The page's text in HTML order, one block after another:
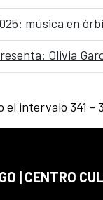
música en
Olivia
el intervalo 341 -
| CENTRO